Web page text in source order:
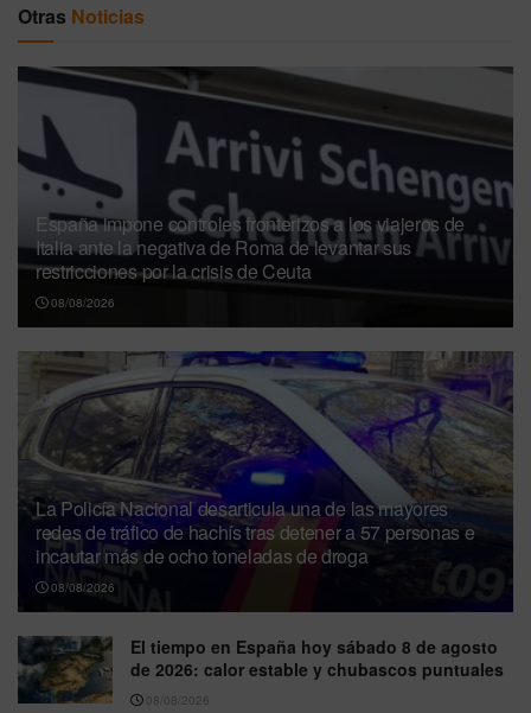
Otras Noticias
España impone controles fronterizos a los viajeros de
Italia ante la negativa de Roma de levantar sus
restricciones por la crisis de Ceuta
08/08/2026
La Policía Nacional desarticula una de las mayores
redes de tráfico de hachís tras detener a 57 personas e
incautar más de ocho toneladas de droga
08/08/2026
El tiempo en España hoy sábado 8 de agosto
de 2026: calor estable y chubascos puntuales
08/08/2026